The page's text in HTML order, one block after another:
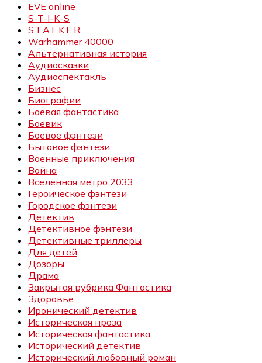
EVE online
S-T-I-K-S
S.T.A.L.K.E.R.
Warhammer 40000
Альтернативная история
Аудиосказки
Аудиоспектакль
Бизнес
Биографии
Боевая фантастика
Боевик
Боевое фэнтези
Бытовое фэнтези
Военные приключения
Война
Вселенная метро 2033
Героическое фэнтези
Городское фэнтези
Детектив
Детективное фэнтези
Детективные триллеры
Для детей
Дозоры
Драма
Закрытая рубрика Фантастика
Здоровье
Иронический детектив
Историческая проза
Историческая фантастика
Исторический детектив
Исторический любовный роман